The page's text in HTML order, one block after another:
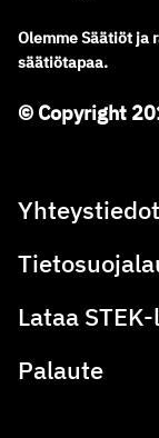
OlemmeSäätiöt ja
säätiötapaa.
© Copyright
Yhteystiedot
Lataa
Palaute